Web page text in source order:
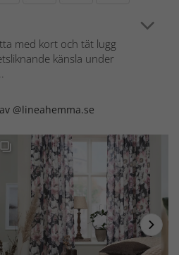
med kort och tät lugg
känsla under
@lineahemma.se